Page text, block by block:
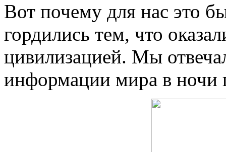
Вот почему для нас это
гордились тем, что
цивилизацией. Мы
информации мира в ночи